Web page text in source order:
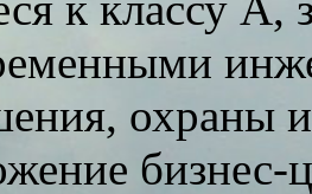
охраны
бизнес-